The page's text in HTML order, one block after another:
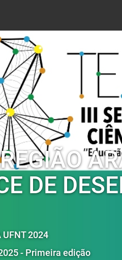
DE
UFNT 2024
- Primeira edição